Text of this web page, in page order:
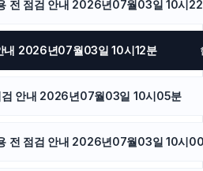
트립닷컴 할인코드
서초성범죄전문변호사
전 점검 안내 2026년07월03일 10시
내 2026년07월03일 10시12분
검 안내 2026년07월03일 10시05분
전 점검 안내 2026년07월03일 10시